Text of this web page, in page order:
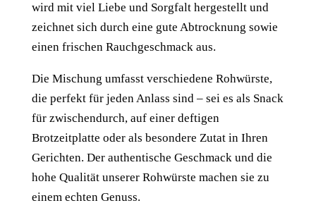
wird mit viel Liebe und Sorgfalt hergestellt und
zeichnet sich durch eine gute Abtrocknung sowie
einen frischen Rauchgeschmack aus.
Die Mischung umfasst verschiedene Rohwürste,
die perfekt für jeden Anlass sind – sei es als Snack
für zwischendurch, auf einer deftigen
Brotzeitplatte oder als besondere Zutat in Ihren
Gerichten. Der authentische Geschmack und die
hohe Qualität unserer Rohwürste machen sie zu
einem echten Genuss.